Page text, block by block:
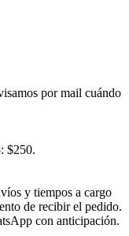
por mail cuándo
$250.
y tiempos a cargo
de recibir el pedido.
con anticipación.